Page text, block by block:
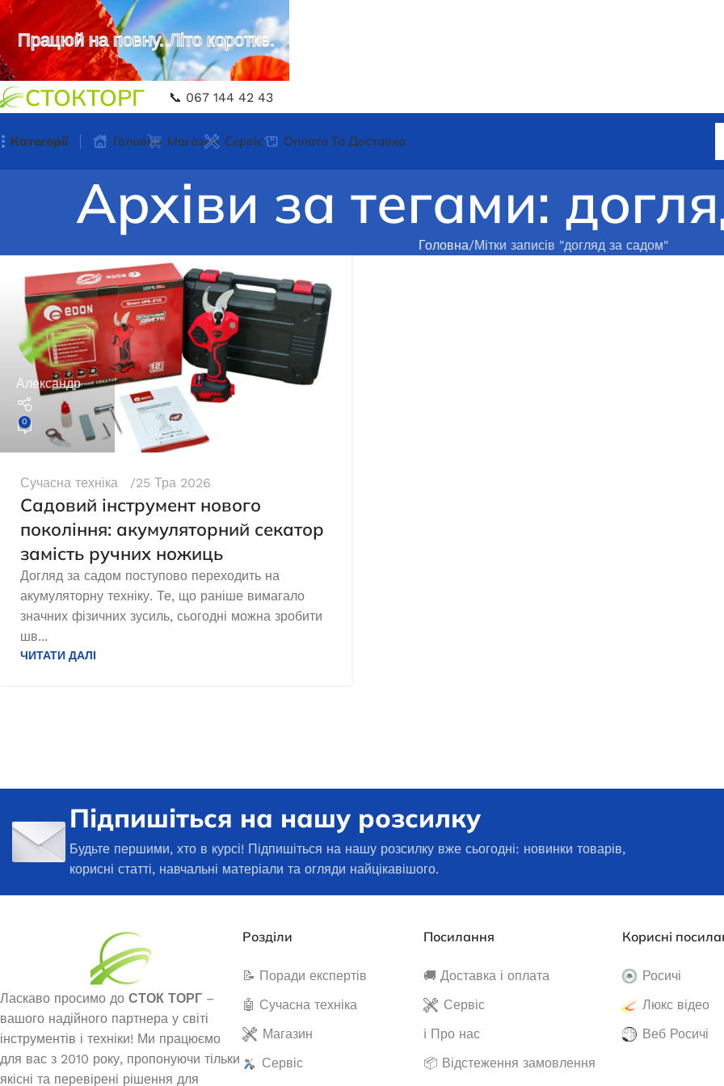
СТОКТОРГ 📞 067 144 42 43
Категорії
Бензиновий генератор EDON PT
12000 FES
В наявності
24 297,0₴
Інверторний генератор Edon PT
5000D
Інверторний генератор Edon ED-
5500IG зі стартером
Немає в наявності
Головна Магазин Сервіс Оплата Та Доставка
Архіви за тегами:
Головна Мітки записів "догляд за садом"
Александр
0
Сучасна техніка 25 Тра 2026
Садовий інструмент нового
покоління: акумуляторний секатор
замість ручних ножиць
Догляд за садом поступово переходить на
акумуляторну техніку. Те, що раніше вимагало
значних фізичних зусиль, сьогодні можна зробити
шв...
ЧИТАТИ ДАЛІ
Підпишіться на нашу розсилку
Будьте першими, хто в курсі! Підпишіться на нашу розсилку вже сьогодні: новинки товарів,
корисні статті, навчальні матеріали та огляди найцікавішого.
Ласкаво просимо до СТОК ТОРГ –
вашого надійного партнера у світі
інструментів і техніки! Ми працюємо
для вас з 2010 року, пропонуючи тільки
якісні та перевірені рішення для
Розділи
📝 Поради експертів
🤖 Сучасна техніка
Магазин
Сервіс
Посилання
🚚 Доставка і оплата
Сервіс
ℹ️ Про нас
📦 Відстеження замовлення
Корисні
Росичі
Люкс відео
Веб Росичі
Працюй на повну. Літо коротке.